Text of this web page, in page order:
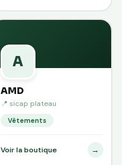
A
AMD
📍 sicap plateau
Vêtements
Voir la boutique →